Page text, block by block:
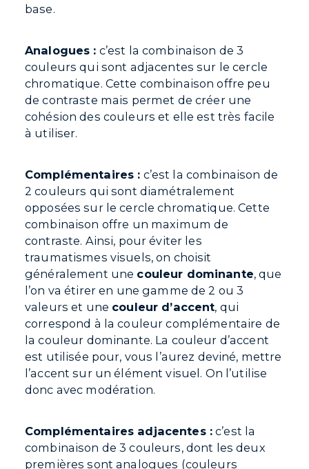
base.
Analogues : c’est la combinaison de 3
couleurs qui sont adjacentes sur le cercle
chromatique. Cette combinaison offre peu
de contraste mais permet de créer une
cohésion des couleurs et elle est très facile
à utiliser.
Complémentaires : c’est la combinaison de
2 couleurs qui sont diamétralement
opposées sur le cercle chromatique. Cette
combinaison offre un maximum de
contraste. Ainsi, pour éviter les
traumatismes visuels, on choisit
généralement une couleur dominante, que
l’on va étirer en une gamme de 2 ou 3
valeurs et une couleur d’accent, qui
correspond à la couleur complémentaire de
la couleur dominante. La couleur d’accent
est utilisée pour, vous l’aurez deviné, mettre
l’accent sur un élément visuel. On l’utilise
donc avec modération.
Complémentaires adjacentes : c’est la
combinaison de 3 couleurs, dont les deux
premières sont analogues (couleurs